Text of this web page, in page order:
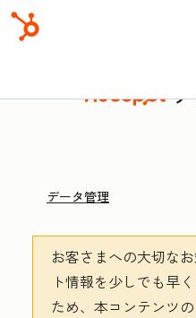
データ管理
お客さまへの大切な
ト情報を少しでも早
ため、本コンテンツ